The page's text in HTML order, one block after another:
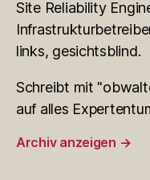
Site Reliability
links, gesichtsblind.
Schreibt mit
auf alles
Archiv anzeigen →